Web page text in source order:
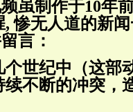
虽制作于10年
惨无人道的新
言：
世纪中（这部
不断的冲突，